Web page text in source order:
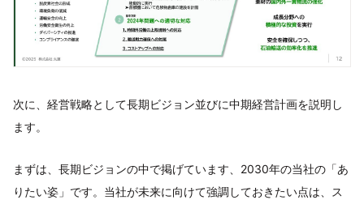
次に、経営戦略として⻑期ビジョン並びに中期経営計画を説明し
ます。
まずは、⻑期ビジョンの中で掲げています、2030年の当社の「あ
りたい姿」です。当社が未来に向けて強調しておきたい点は、ス